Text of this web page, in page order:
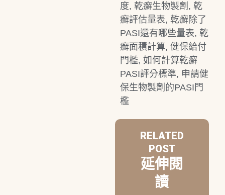
度, 乾癬生物製劑 , 乾
癬評估量表, 乾癬除了
PASI還有哪些量表, 乾
癬面積計算, 健保給付
門檻, 如何計算乾癬
PASI評分標準, 申請健
保生物製劑的PASI門
檻
RELATED
POST
延伸閱
讀